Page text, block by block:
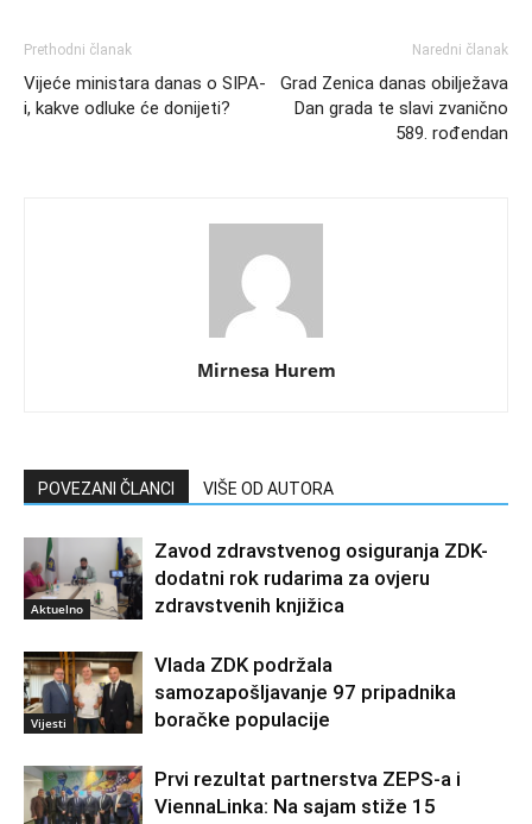
Prethodni članak
Vijeće ministara danas o SIPA-
i, kakve odluke će donijeti?
Naredni članak
Grad Zenica danas obilježava
Dan grada te slavi zvanično
589. rođendan
Mirnesa Hurem
POVEZANI ČLANCI VIŠE OD AUTORA
Aktuelno
Zavod zdravstvenog osiguranja ZDK-
dodatni rok rudarima za ovjeru
zdravstvenih knjižica
Vijesti
Vlada ZDK podržala
samozapošljavanje 97 pripadnika
boračke populacije
Prvi rezultat partnerstva ZEPS-a i
ViennaLinka: Na sajam stiže 15